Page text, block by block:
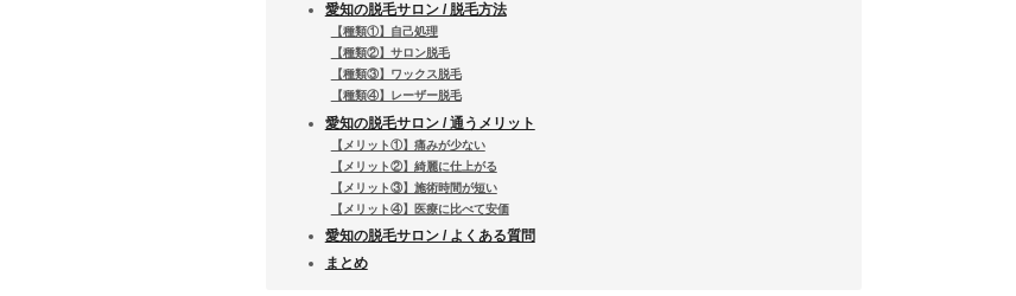
愛知の脱毛サロン / 脱毛方法
【種類①】自己処理
【種類②】サロン脱毛
【種類③】ワックス脱毛
【種類④】レーザー脱毛
愛知の脱毛サロン / 通うメリット
【メリット①】痛みが少ない
【メリット②】綺麗に仕上がる
【メリット③】施術時間が短い
【メリット④】医療に比べて安価
愛知の脱毛サロン / よくある質問
まとめ